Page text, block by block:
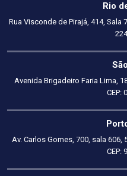
Rio
Rua Visconde de Pirajá, 414, Sala
Avenida Brigadeiro Faria Lima,
CEP:
Av. Carlos Gomes, 700, sala 606,
CEP: